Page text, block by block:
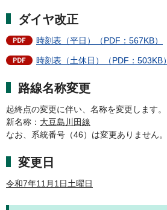
ダイヤ改正
時刻表（平日）（PDF：567KB）
時刻表（土休日）（PDF：503KB）
路線名称変更
起終点の変更に伴い、名称を変更します。
新名称： 大豆島川田線
なお、系統番号（46）は変更ありません。
変更日
令和7年11月1日土曜日